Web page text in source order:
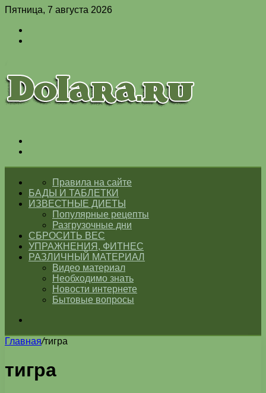
Пятница, 7 августа 2026
ГЛАВНАЯПравила на сайте
БАДЫ И ТАБЛЕТКИ
ИЗВЕСТНЫЕ ДИЕТЫ
Популярные рецепты
Разгрузочные дни
СБРОСИТЬ ВЕС
УПРАЖНЕНИЯ, ФИТНЕС
РАЗЛИЧНЫЙ МАТЕРИАЛ
Видео материал
Необходимо знать
Новости интернете
Бытовые вопросы
Главная/тигра
тигра